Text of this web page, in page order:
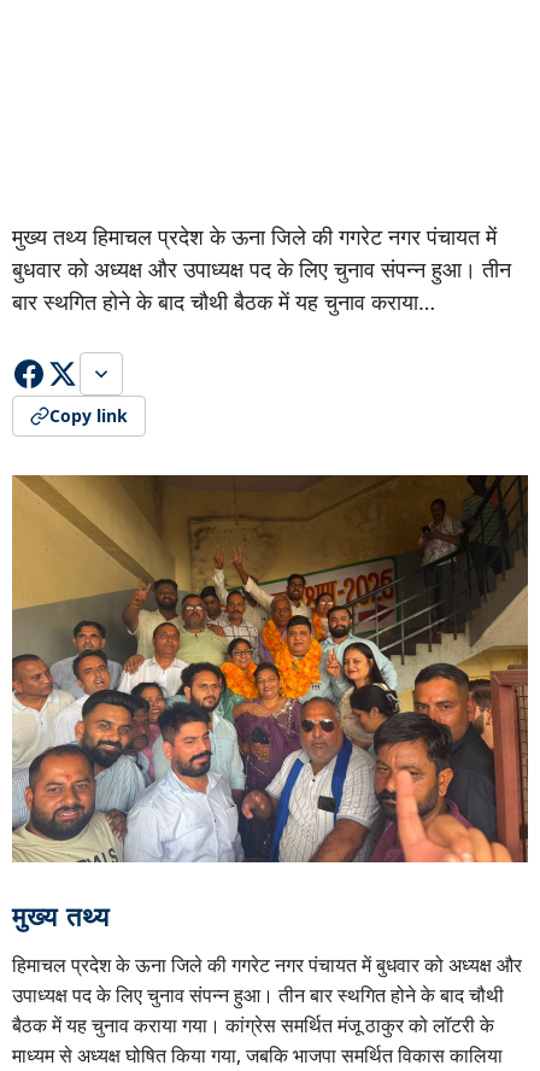
मुख्य तथ्य हिमाचल प्रदेश के ऊना जिले की गगरेट नगर पंचायत में
बुधवार को अध्यक्ष और उपाध्यक्ष पद के लिए चुनाव संपन्न हुआ। तीन
बार स्थगित होने के बाद चौथी बैठक में यह चुनाव कराया…
Copy link
मुख्य तथ्य
हिमाचल प्रदेश के ऊना जिले की गगरेट नगर पंचायत में बुधवार को अध्यक्ष और
उपाध्यक्ष पद के लिए चुनाव संपन्न हुआ। तीन बार स्थगित होने के बाद चौथी
बैठक में यह चुनाव कराया गया। कांग्रेस समर्थित मंजू ठाकुर को लॉटरी के
माध्यम से अध्यक्ष घोषित किया गया, जबकि भाजपा समर्थित विकास कालिया